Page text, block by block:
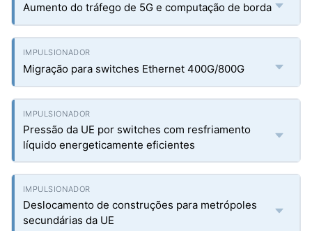
Aumento do tráfego de 5G e computação de borda
Migração para switches Ethernet 400G/800G
Pressão da UE por switches com resfriamento
líquido energeticamente eficientes
Deslocamento de construções para metrópoles
secundárias da UE